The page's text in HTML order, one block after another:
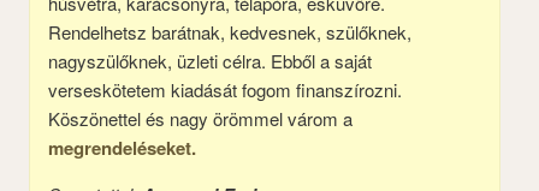
Rendelhetsz barátnak, kedvesnek, szülőknek,
nagyszülőknek, üzleti célra. Ebből a saját
verseskötetem kiadását fogom finanszírozni.
Köszönettel és nagy örömmel várom a
megrendeléseket.